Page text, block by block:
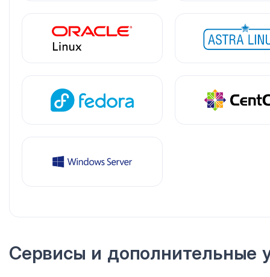
Сервисы и дополнительные